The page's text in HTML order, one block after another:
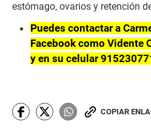
estómago, ovarios y retención
Puedes contactar a
Facebook como Vidente
y en su celular
COPIAR